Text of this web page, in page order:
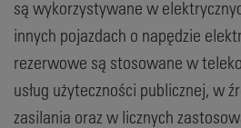
są wykorzystywane w
innych pojazdach o napędzie
rezerwowe są stosowane w
usług użyteczności publicznej, w
zasilania oraz w licznych